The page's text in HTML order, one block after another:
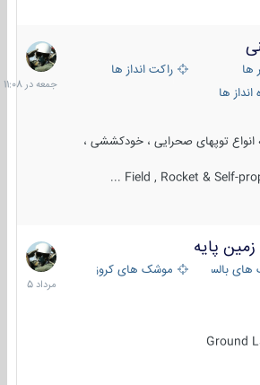
راکت انداز ها
ها
توپهای صحرایی ، خودکششی ،
Field , Rocket & Self-
جمعه
در
11:08
پایه
بالستیک موشک های کروز
Ground
2
مرداد
1405